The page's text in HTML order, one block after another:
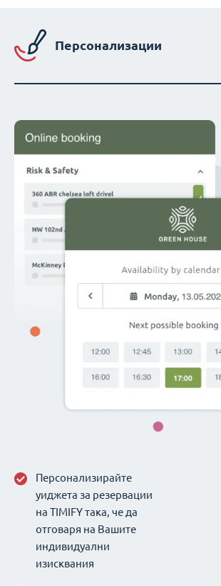
Персонализации
Персонализирайте
уиджета за резервации
на TIMIFY така, че да
отговаря на Вашите
индивидуални
изисквания